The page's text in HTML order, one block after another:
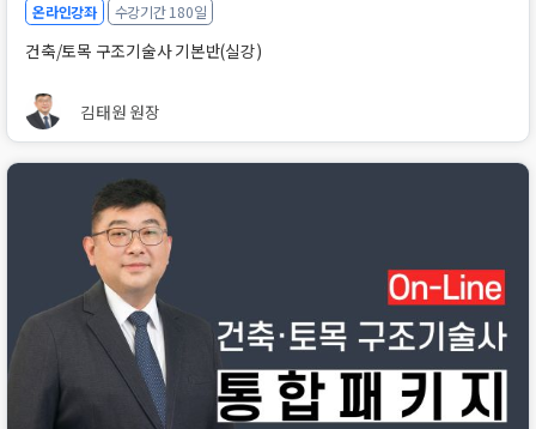
온라인강좌 수강기간 180일
건축/토목 구조기술사 기본반(실강)
김태원 원장